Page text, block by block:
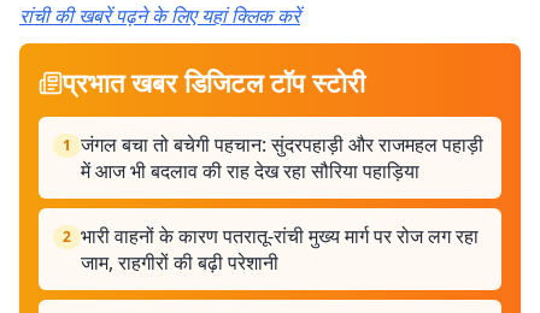
रांची की खबरें पढ़ने के लिए यहां क्लिक करें
प्रभात खबर डिजिटल टॉप स्टोरी
1 जंगल बचा तो बचेगी पहचान: सुंदरपहाड़ी और राजमहल पहाड़ी
में आज भी बदलाव की राह देख रहा सौरिया पहाड़िया
2 भारी वाहनों के कारण पतरातू-रांची मुख्य मार्ग पर रोज लग रहा
जाम, राहगीरों की बढ़ी परेशानी